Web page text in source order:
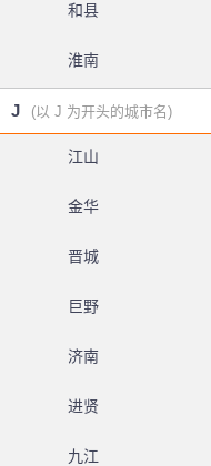
和县
淮南
J (以 J 为开头的城市名)
江山
金华
晋城
巨野
济南
进贤
九江